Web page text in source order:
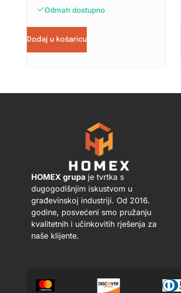
Odmah dostupno
Dodaj u košaricu
HOMEX grupaje tvrtka s
dugogodišnjim iskustvom u
građevinskoj industriji. Od 2016.
godine, posvećeni smo pružanju
kvalitetnih i učinkovitih rješenja za
naše klijente.